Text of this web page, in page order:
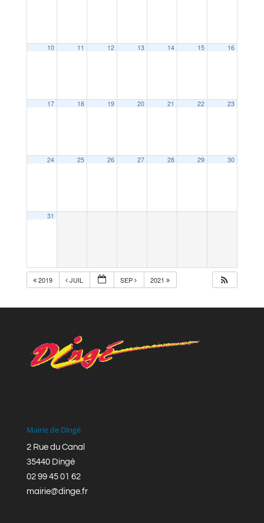
10 11 12 13 14 15 16
17 18 19 20 21 22 23
24 25 26 27 28 29 30
31
2019 JUIL SEP 2021
Mairie de Dingé
2 Rue du Canal
35440 Dingé
02 99 45 01 62
mairie@dinge.fr